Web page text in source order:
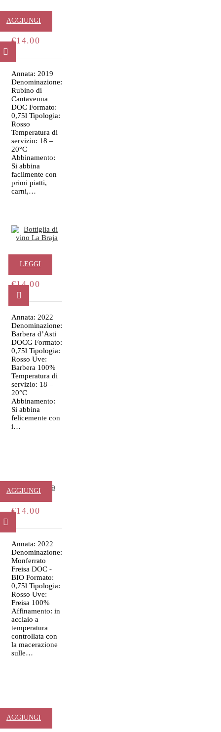
Rubino
€14.00
AGGIUNGI
AL
CARRELLO
Annata: 2019
Denominazione:
Rubino di
Cantavenna
DOC Formato:
0,75l Tipologia:
Rosso
Temperatura di
servizio: 18 –
20°C
Abbinamento:
Si abbina
facilmente con
primi piatti,
carni,…
La Braja
€14.00
LEGGI
TUTTO
Annata: 2022
Denominazione:
Barbera d’Asti
DOCG Formato:
0,75l Tipologia:
Rosso Uve:
Barbera 100%
Temperatura di
servizio: 18 –
20°C
Abbinamento:
Si abbina
felicemente con
i…
La Patarrina
€14.00
AGGIUNGI
AL
CARRELLO
Annata: 2022
Denominazione:
Monferrato
Freisa DOC -
BIO Formato:
0,75l Tipologia:
Rosso Uve:
Freisa 100%
Affinamento: in
acciaio a
temperatura
controllata con
la macerazione
sulle…
Pinot Nero
AGGIUNGI